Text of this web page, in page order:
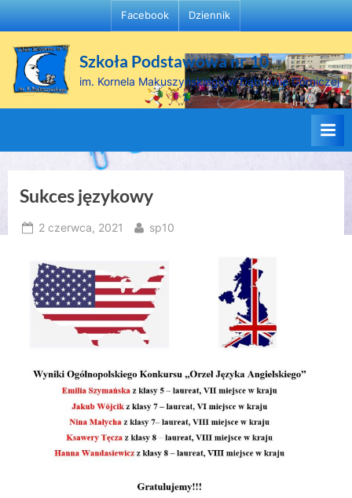
to
content
Facebook Dziennik
Szkoła Podstawowa nr 10
im. Kornela Makuszyńskiego w Dąbrowie Górniczej
Sukces językowy
Posted
2 czerwca, 2021 By
sp10